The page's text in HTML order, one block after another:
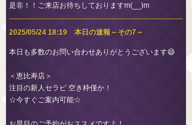
是非！！ご来店お待ちしておりますm(__)m
2025/05/24 18:19 本日の速報～その7～
本日も多数のお問い合わせありがとうございます😄
＜恵比寿店＞
注目の新人セラピ 空き枠僅か！
☆今すぐご案内可能☆